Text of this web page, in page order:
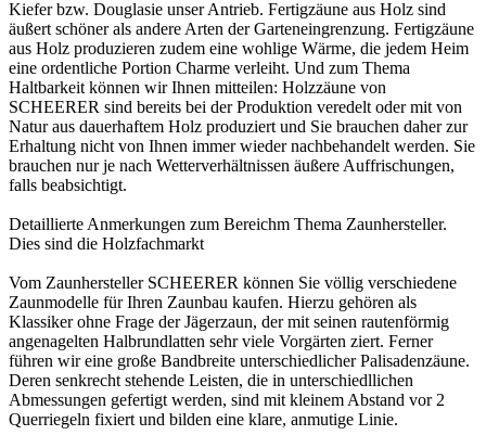
Kiefer bzw. Douglasie unser Antrieb. Fertigzäune aus Holz sind
äußert schöner als andere Arten der Garteneingrenzung. Fertigzäune
aus Holz produzieren zudem eine wohlige Wärme, die jedem Heim
eine ordentliche Portion Charme verleiht. Und zum Thema
Haltbarkeit können wir Ihnen mitteilen: Holzzäune von
SCHEERER sind bereits bei der Produktion veredelt oder mit von
Natur aus dauerhaftem Holz produziert und Sie brauchen daher zur
Erhaltung nicht von Ihnen immer wieder nachbehandelt werden. Sie
brauchen nur je nach Wetterverhältnissen äußere Auffrischungen,
falls beabsichtigt.
Detaillierte Anmerkungen zum Bereichm Thema Zaunhersteller.
Dies sind die Holzfachmarkt
Vom Zaunhersteller SCHEERER können Sie völlig verschiedene
Zaunmodelle für Ihren Zaunbau kaufen. Hierzu gehören als
Klassiker ohne Frage der Jägerzaun, der mit seinen rautenförmig
angenagelten Halbrundlatten sehr viele Vorgärten ziert. Ferner
führen wir eine große Bandbreite unterschiedlicherPalisadenzäune.
Deren senkrecht stehende Leisten, die in unterschiedllichen
Abmessungen gefertigt werden, sind mit kleinem Abstand vor 2
Querriegeln fixiert und bilden eine klare, anmutige Linie.